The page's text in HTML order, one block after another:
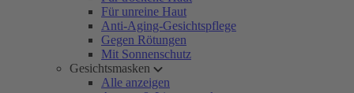
Für unreine Haut
Anti-Aging-Gesichtspflege
Gegen Rötungen
Mit Sonnenschutz
Gesichtsmasken
Alle anzeigen